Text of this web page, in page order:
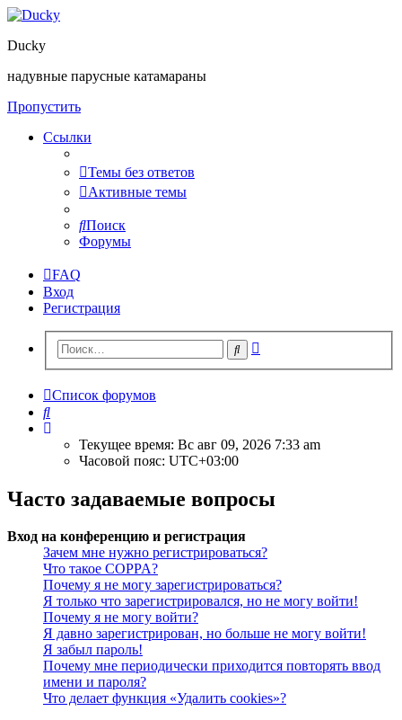
Ducky
надувные парусные катамараны
Пропустить
Ссылки
Темы без ответов
Активные темы
Поиск
Форумы
FAQ
Вход
Регистрация
Поиск
Список форумов
Поиск
Текущее время: Вс авг 09, 2026 7:33 am
Часовой пояс: UTC+03:00
Часто задаваемые вопросы
Вход на конференцию и регистрация
Зачем мне нужно регистрироваться?
Что такое COPPA?
Почему я не могу зарегистрироваться?
Я только что зарегистрировался, но не могу войти!
Почему я не могу войти?
Я давно зарегистрирован, но больше не могу войти!
Я забыл пароль!
Почему мне периодически приходится повторять ввод
имени и пароля?
Что делает функция «Удалить cookies»?